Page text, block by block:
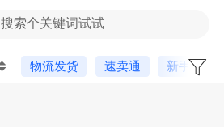
搜索个关键词试试
物流发货 速卖通 新手课